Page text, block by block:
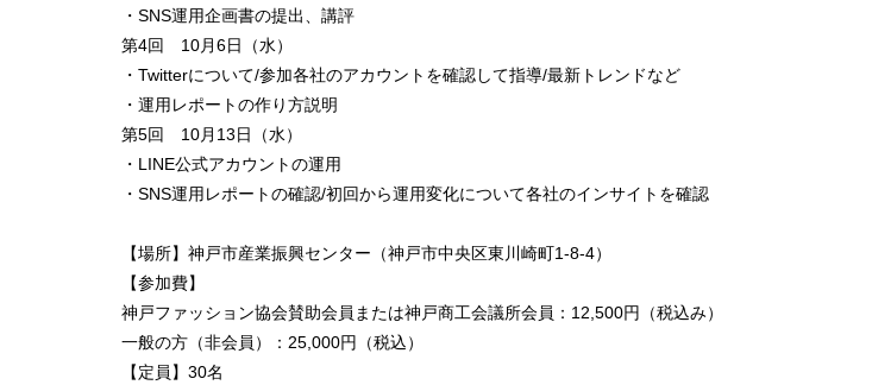
・SNS運用企画書の提出、講評
第4回 10月6日（水）
・Twitterについて/参加各社のアカウントを確認して指導/最新トレンドなど
・運用レポートの作り方説明
第5回 10月13日（水）
・LINE公式アカウントの運用
・SNS運用レポートの確認/初回から運用変化について各社のインサイトを確認
【場所】神戸市産業振興センター（神戸市中央区東川崎町1-8-4）
【参加費】
神戸ファッション協会賛助会員または神戸商工会議所会員：12,500円（税込み）
一般の方（非会員）：25,000円（税込）
【定員】30名